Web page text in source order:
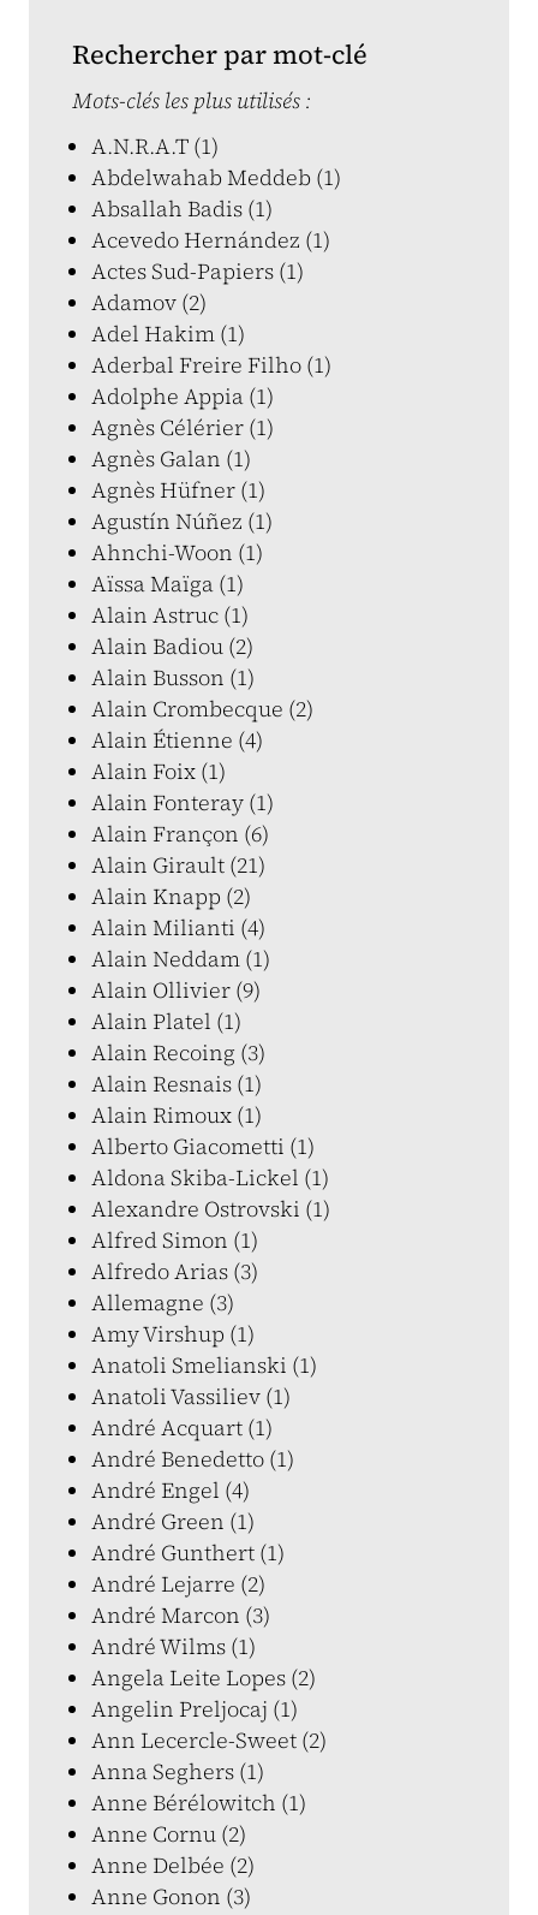
Rechercher par mot-clé
Mots-clés les plus utilisés :
A.N.R.A.T (1)
Abdelwahab Meddeb (1)
Absallah Badis (1)
Acevedo Hernández (1)
Actes Sud-Papiers (1)
Adamov (2)
Adel Hakim (1)
Aderbal Freire Filho (1)
Adolphe Appia (1)
Agnès Célérier (1)
Agnès Galan (1)
Agnès Hüfner (1)
Agustín Núñez (1)
Ahnchi-Woon (1)
Aïssa Maïga (1)
Alain Astruc (1)
Alain Badiou (2)
Alain Busson (1)
Alain Crombecque (2)
Alain Étienne (4)
Alain Foix (1)
Alain Fonteray (1)
Alain Françon (6)
Alain Girault (21)
Alain Knapp (2)
Alain Milianti (4)
Alain Neddam (1)
Alain Ollivier (9)
Alain Platel (1)
Alain Recoing (3)
Alain Resnais (1)
Alain Rimoux (1)
Alberto Giacometti (1)
Aldona Skiba-Lickel (1)
Alexandre Ostrovski (1)
Alfred Simon (1)
Alfredo Arias (3)
Allemagne (3)
Amy Virshup (1)
Anatoli Smelianski (1)
Anatoli Vassiliev (1)
André Acquart (1)
André Benedetto (1)
André Engel (4)
André Green (1)
André Gunthert (1)
André Lejarre (2)
André Marcon (3)
André Wilms (1)
Angela Leite Lopes (2)
Angelin Preljocaj (1)
Ann Lecercle-Sweet (2)
Anna Seghers (1)
Anne Bérélowitch (1)
Anne Cornu (2)
Anne Delbée (2)
Anne Gonon (3)